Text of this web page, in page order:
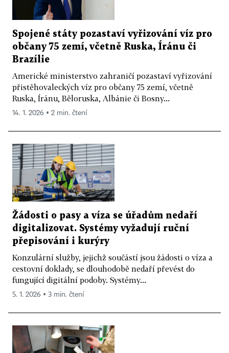
Spojené státy pozastaví vyřizování víz pro
občany 75 zemí, včetně Ruska, Íránu či
Brazílie
Americké ministerstvo zahraničí pozastaví vyřizování
přistěhovaleckých víz pro občany 75 zemí, včetně
Ruska, Íránu, Běloruska, Albánie či Bosny...
14. 1. 2026 ▪ 2 min. čtení
Žádosti o pasy a víza se úřadům nedaří
digitalizovat. Systémy vyžadují ruční
přepisování i kurýry
Konzulární služby, jejichž součástí jsou žádosti o víza a
cestovní doklady, se dlouhodobě nedaří převést do
fungující digitální podoby. Systémy...
5. 1. 2026 ▪ 3 min. čtení